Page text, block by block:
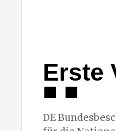
Erste
■ ■
DE